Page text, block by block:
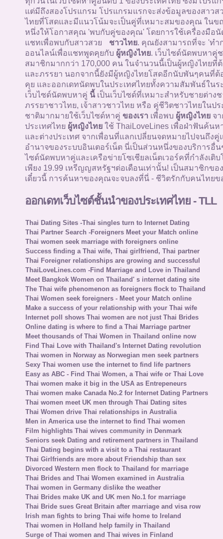
แต่มีถึงสองโปรแกรม โปรแกรมแรกจะส่งข้อมูลของสาวส
ไทยที่โสดและมีแนวโน้มจะเป็นคู่ที่เหมาะสมของคุณ ใน
หนึ่งให้โอกาสคุณ 'พบกับคู่ของคุณ' โดยการใช้เครื่องมือนั
แชทเพื่อพบกับสาวสวย
ชาวไทย. คุณยังสามารถที่จะ 'ทำ
ออนไลน์เพื่อแชทพูดคุยกับ ผู้หญิงไทย. เว็บไซด์นัดพบหาคู่
สมาชิกมากกว่า 170,000 คน ในจำนวนนี้เป็นผู้หญิงไทยที่ต้
และภรรยา นอกจากนี้ยังมีผู้หญิงไทยโสดอีกนับพันๆคนที่ต้
คุย และออกเดทนัดพบในประเทศไทยทั้งความสัมพันธ์ในร
เว็บไซด์นัดพบหาคู่ นี้เป็นเว็บไซด์ที่เหมาะสำหรับชายต่าง
ภรรยาชาวไทย, เจ้าสาวชาวไทย หรือ คู่ชีวิตชาวไทยในปร
ชาติมากมายใช้เว็บไซด์หาคู่ ของเรา เพื่อพบ ผู้หญิงไทยจา
ประเทศไทย ผู้หญิงไทยใช้ ThaiLoveLines เพื่อฝ่าฟันค้นห
และต่างประเทศ จากเพื่อนที่แลกเปลี่ยนจดหมายไปจนถึงคู่
อำนาจของระบบอินเตอร์เน็ต นี่เป็นส่วนหนึ่งของบริการอื่
ไซด์นัดพบหาคู่และเครือข่ายโซเชียลเน็ตเวอร์คที่กำลังเติ
เพียง 19.99 เหรีญญสหรัฐฯต่อเดือนเท่านั้น! เป็นสมาชิกขอ
เดี๋ยวนี้ การค้นหาของคุณจะจบลงที่นี่ - ชีวิตรักกับคนไทย
ออกเดทเว็บไซต์ชั้นนำของประเทศไทย - TLL
Thai Dating Sites -Thai singles turn to Internet Dating
Thai Partner Search -Foreigners Meet your Match online
Thai women seek marriage with foreigners online
Success finding a Thai wife, Thai girlfriend, Thai partner
Thai Foreigner relationships are growing and successful
ThaiLoveLines.com -Find Marriage and Love in Thailand
Meet Bangkok Women on Thailand' s internet dating site
The Thai wife phenomenon as foreigners flock to Thailand
Thai Women seek foreigners - Meet your Match online
Make a success of your relationship with your Thai wife
Internet poll shows Thai women are not just Thai Brides
Online dating is where to find a Thai Marriage partner
Meet thousands of Thai Women in Thailand online now
Find Thai Love with Thailand's Internet Dating revolution
Thai women in Norway as Norwegian men seek partners
Sexy Thai women use the internet to find life partners
Easy as ABC - Find Thai Women, a Thai wife or Thai Love
Thai women make it big in the USA as Entrepeneurs
Thai women make Canada No.2 for Internet Dating Partners
Thai women meet UK men through Thai Dating sites
Thai Women drive Thai relationships in Australia
Men in America use the internet to find Thai women
Film highlights Thai wives community in Denmark
Seniors seek Dating and retirement partners in Thailand
Thai Dating begins with a visit to a Thai restaurant
Thai Girlfriends are more about Friendship than sex
Divorced Western men flock to Thailand for marriage
Thai Brides and Thai Women examined in Australia
Thai women in Germany dislike the weather
Thai Brides make UK and UK men No.1 for marriage
Thai Bride sues Great Britain after marriage and visa row
Irish man fights to bring Thai wife home to Ireland
Thai women in Holland help family in Thailand
Surge of Thai women and Thai wives in Finland